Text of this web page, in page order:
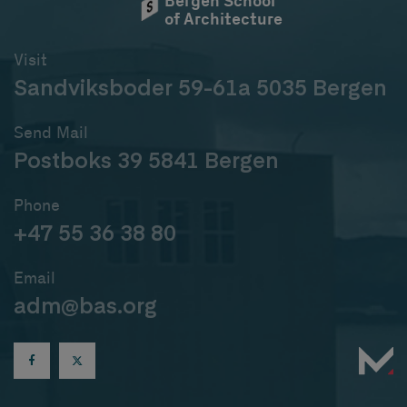
of Architecture
Visit
Sandviksboder 59-61a 5035 Bergen
Send Mail
Postboks 39 5841 Bergen
Phone
+47 55 36 38 80
Email
adm@bas.org